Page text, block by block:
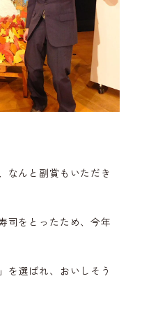
なんと副賞もいただき
司をとったため、今年
を選ばれ、おいしそう